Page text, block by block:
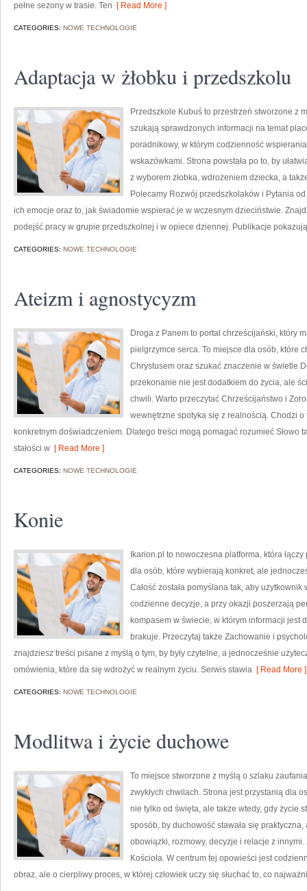
pełne sezony w trasie. Ten [ Read More ]
CATEGORIES: NOWE TECHNOLOGIE
Adaptacja w żłobku i przedszkolu
Przedszkole Kubuś to przestrzeń stworzone z
szukają sprawdzonych informacji na temat
poradnikowy, w którym codzienność
wskazówkami. Strona powstała po to, by
z wyborem żłobka, wdrożeniem dziecka, a
Polecamy Rozwój przedszkolaków i Pytania
ich emocje oraz to, jak świadomie wspierać je w wczesnym dzieciństwie.
podejść pracy w grupie przedszkolnej i w opiece dziennej. Publikacje
CATEGORIES: NOWE TECHNOLOGIE
Ateizm i agnostycyzm
Droga z Panem to portal chrześcijański, który
pielgrzymce serca. To miejsce dla osób, które
Chrystusem oraz szukać znaczenie w świetle
przekonanie nie jest dodatkiem do życia, ale
chwili. Warto przeczytać Chrześcijaństwo i
wewnętrzne spotyka się z realnością. Chodzi
konkretnym doświadczeniem. Dlatego treści mogą pomagać rozumieć Słowo
stałości w [ Read More ]
CATEGORIES: NOWE TECHNOLOGIE
Konie
Ikarion.pl to nowoczesna platforma, która
dla osób, które wybierają konkret, ale
Całość została pomyślana tak, aby
codzienne decyzje, a przy okazji poszerzają
kompasem w świecie, w którym informacji jest
brakuje. Przeczytaj także Zachowanie i
znajdziesz treści pisane z myślą o tym, by były czytelne, a jednocześnie
omówienia, które da się wdrożyć w realnym życiu. Serwis stawia [ Read More ]
CATEGORIES: NOWE TECHNOLOGIE
Modlitwa i życie duchowe
To miejsce stworzone z myślą o szlaku
zwykłych chwilach. Strona jest przystanią dla
nie tylko od święta, ale także wtedy, gdy życie
sposób, by duchowość stawała się
obowiązki, rozmowy, decyzje i relacje z
Kościoła. W centrum tej opowieści jest
obraz, ale o cierpliwy proces, w której człowiek uczy się słuchać to, co